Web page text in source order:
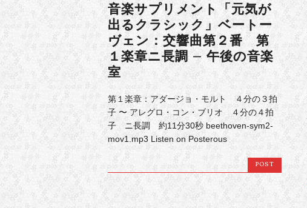
音楽サプリメント「元気が
出るクラシック」ベートー
ヴェン：交響曲第２番 第
１楽章ニ長調 – 午後の音楽
室
第１楽章：アダージョ・モルト ４分の３拍
子 〜 アレグロ・コン・ブリオ ４分の４拍
子 ニ長調 約11分30秒 beethoven-sym2-
mov1.mp3 Listen on Posterous
POST